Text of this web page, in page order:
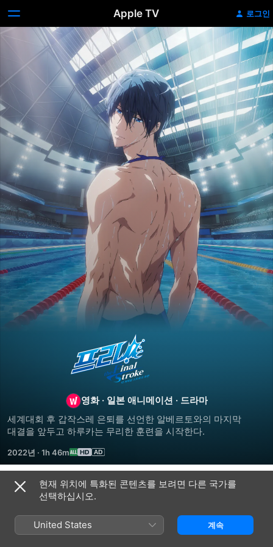
Apple TV 로그인
프리!
더
파이널
스트로크
후편
영화 · 일본 애니메이션 · 드라마
세계대회 후 갑작스레 은퇴를 선언한 알베르토와의 마지막
대결을 앞두고 하루카는 무리한 훈련을 시작한다.
2022년 · 1h 46m
관련 콘텐츠
파이널
스피드!
현재 위치에 특화된 콘텐츠를 보려면 다른 국가를
선택하십시오.
United States 계속